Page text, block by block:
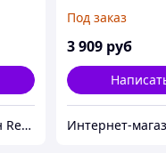
Интернет-магазин Red Storm
Под заказ
3 909 руб